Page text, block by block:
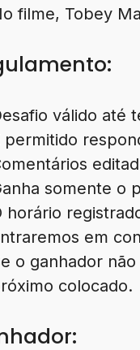
filme, Tobey
válido até
permitido
somente o
horário
em
o ganhador
colocado.